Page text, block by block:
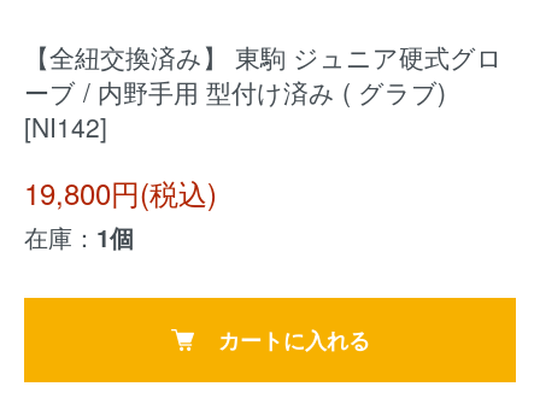
【全紐交換済み】 東駒 ジュニア硬式グロ
ーブ / 内野手用 型付け済み ( グラブ)
[NI142]
19,800円(税込)
在庫： 1個
カートに入れる